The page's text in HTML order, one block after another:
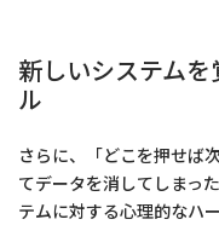
新しいシステム
ル
さらに、「どこを押せば
てデータを消してしまっ
テムに対する心理的なハ